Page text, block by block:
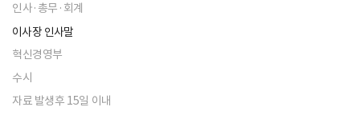
인사·총무·회계
이사장 인사말
혁신경영부
수시
자료 발생후 15일 이내